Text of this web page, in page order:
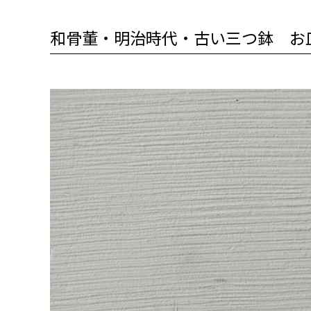
和骨董・明治時代・古い三つ鉢 お